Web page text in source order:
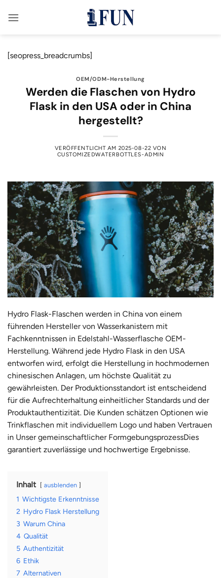
Inhalt
[seopress_breadcrumbs]
OEM/ODM-Herstellung
Werden die Flaschen von Hydro
Flask in den USA oder in China
hergestellt?
VERÖFFENTLICHT AM 2025-08-22 VON
CUSTOMIZEDWATERBOTTLES-ADMIN
Hydro Flask-Flaschen werden in China von einem
führenden Hersteller von Wasserkanistern mit
Fachkenntnissen in Edelstahl-Wasserflasche OEM-
Herstellung. Während jede Hydro Flask in den USA
entworfen wird, erfolgt die Herstellung in hochmodernen
chinesischen Anlagen, um höchste Qualität zu
gewährleisten. Der Produktionsstandort ist entscheidend
für die Aufrechterhaltung einheitlicher Standards und der
Produktauthentizität. Die Kunden schätzen Optionen wie
Trinkflaschen mit individuellem Logo und haben Vertrauen
in Unser gemeinschaftlicher FormgebungsprozessDies
garantiert zuverlässige und hochwertige Ergebnisse.
Inhalt ausblenden
1 Wichtigste Erkenntnisse
2 Hydro Flask Herstellung
3 Warum China
4 Qualität
5 Authentizität
6 Ethik
7 Alternativen